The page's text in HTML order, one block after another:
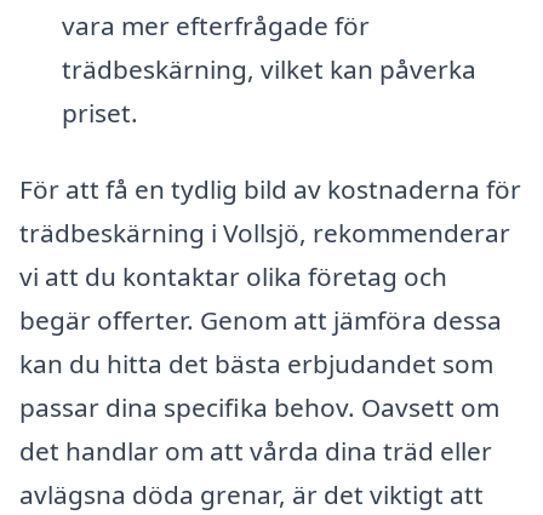
vara mer efterfrågade för
trädbeskärning, vilket kan påverka
priset.
För att få en tydlig bild av kostnaderna för
trädbeskärning i Vollsjö, rekommenderar
vi att du kontaktar olika företag och
begär offerter. Genom att jämföra dessa
kan du hitta det bästa erbjudandet som
passar dina specifika behov. Oavsett om
det handlar om att vårda dina träd eller
avlägsna döda grenar, är det viktigt att